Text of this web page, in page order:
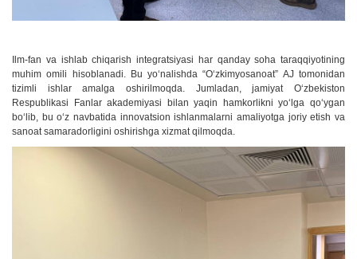
Ilm-fan va ishlab chiqarish integratsiyasi har qanday soha taraqqiyotining
muhim omili hisoblanadi. Bu yoʻnalishda “Oʻzkimyosanoat” AJ tomonidan
tizimli ishlar amalga oshirilmoqda. Jumladan, jamiyat Oʻzbekiston
Respublikasi Fanlar akademiyasi bilan yaqin hamkorlikni yoʻlga qoʻygan
boʻlib, bu oʻz navbatida innovatsion ishlanmalarni amaliyotga joriy etish va
sanoat samaradorligini oshirishga xizmat qilmoqda.